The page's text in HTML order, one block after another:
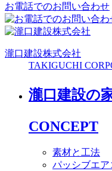
お電話でのお問い合わせ
瀧口建設株式会社
TAKIGUCHI
瀧口建設の
CONCEPT
素材と工法
パッシブエア